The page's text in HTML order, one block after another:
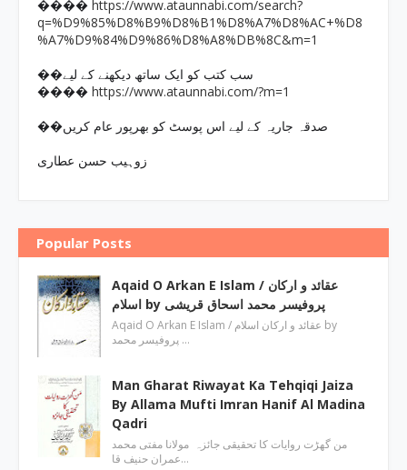
���� https://www.ataunnabi.com/search?
q=%D9%85%D8%B9%D8%B1%D8%A7%D8%AC+%D8
%A7%D9%84%D9%86%D8%A8%DB%8C&m=1
��سب کتب کو ایک ساتھ دیکھنے کے لیے
���� https://www.ataunnabi.com/?m=1
��صدقہ جاریہ کے لیے اس پوسٹ کو بھرپور عام کریں
زوہیب حسن عطاری
Popular Posts
Aqaid O Arkan E Islam / عقائد و ارکان
اسلام by پروفیسر محمد اسحاق قریشی
Aqaid O Arkan E Islam / عقائد و ارکان اسلام by
پروفیسر محمد …
Man Gharat Riwayat Ka Tehqiqi Jaiza
By Allama Mufti Imran Hanif Al Madina
Qadri
من گھڑت روایات کا تحقیقی جائزہ مولانا مفتی محمد
عمران حنیف قا…